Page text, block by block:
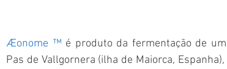
Æonome ™ é produto da fermentação de
Pas de Vallgornera (ilha de Maiorca,